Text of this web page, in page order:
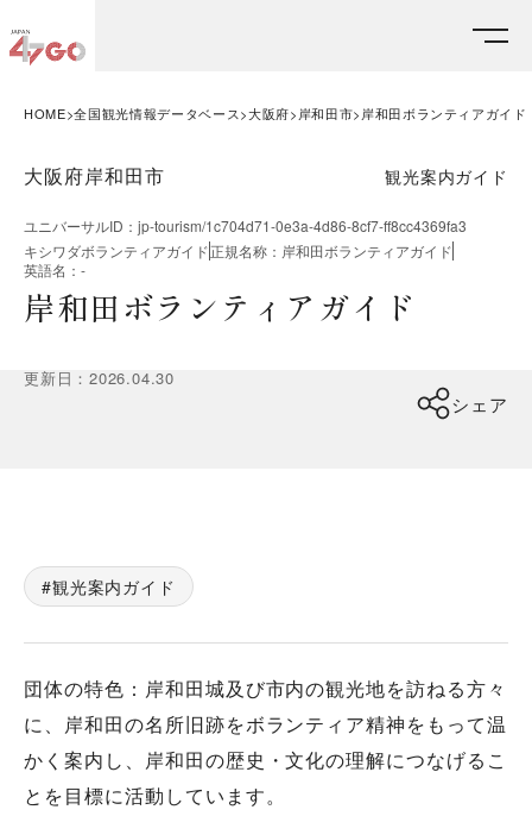
HOME 全国観光情報データベース 大阪府 岸和田市 岸和田ボランティアガイド
大阪府岸和田市 観光案内ガイド
ユニバーサルID ： jp-tourism/1c704d71-0e3a-4d86-8cf7-ff8cc4369fa3
キシワダボランティアガイド正規名称 ： 岸和田ボランティアガイド
英語名 ： -
岸和田ボランティアガイド
更新日 ：2026.04.30
シェア
観光案内ガイド
団体の特色：岸和田城及び市内の観光地を訪ねる方々
に、岸和田の名所旧跡をボランティア精神をもって温
かく案内し、岸和田の歴史・文化の理解につなげるこ
とを目標に活動しています。